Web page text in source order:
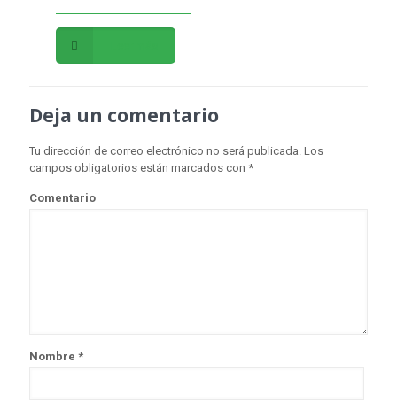
Deja un comentario
Tu dirección de correo electrónico no será publicada. Los
campos obligatorios están marcados con *
Comentario
Nombre *